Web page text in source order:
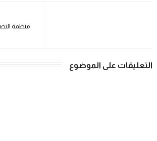
التعليقات على الموضوع